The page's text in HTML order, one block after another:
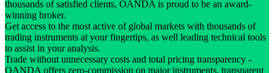
thousands of satisfied clients, OANDA is proud to be an award-
winning broker.
Get access to the most active of global markets with thousands of
trading instruments at your fingertips, as well leading technical tools
to assist in your analysis.
Trade without unnecessary costs and total pricing transparency -
OANDA offers zero-commission on major instruments, transparent